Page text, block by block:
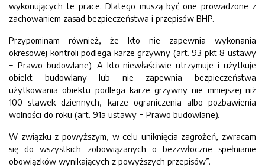
wykonujących te prace. Dlatego muszą być one prowadzone z
zachowaniem zasad bezpieczeństwa i przepisów BHP.
Przypominam również, że kto nie zapewnia wykonania
okresowej kontroli podlega karze grzywny (art. 93 pkt 8 ustawy
− Prawo budowlane). A kto niewłaściwie utrzymuje i użytkuje
obiekt budowlany lub nie zapewnia bezpieczeństwa
użytkowania obiektu podlega karze grzywny nie mniejszej niż
100 stawek dziennych, karze ograniczenia albo pozbawienia
wolności do roku (art. 91a ustawy − Prawo budowlane).
W związku z powyższym, w celu uniknięcia zagrożeń, zwracam
się do wszystkich zobowiązanych o bezzwłoczne spełnianie
obowiązków wynikających z powyższych przepisów”.